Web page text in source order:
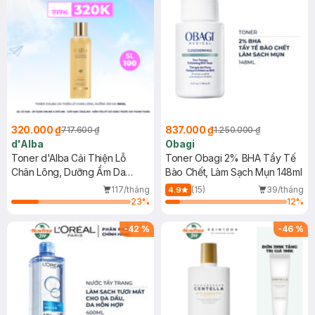
320.000 ₫717.600 ₫
d'Alba
Toner d'Alba Cải Thiện Lỗ
Chân Lông, Dưỡng Ẩm Da
117/tháng
23%
837.000 ₫1.250.000 ₫
Obagi
Toner Obagi 2% BHA Tẩy Tế
Bào Chết, Làm Sạch Mụn 148ml
4.9 (15)
39/tháng
12%
-42 % -46 %